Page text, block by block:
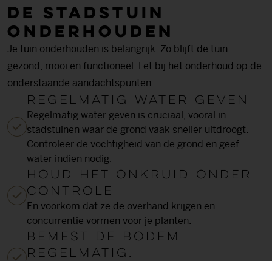
De stadstuin
onderhouden
Je tuin onderhouden is belangrijk. Zo blijft de tuin
gezond, mooi en functioneel. Let bij het onderhoud op de
onderstaande aandachtspunten:
Regelmatig water geven
Regelmatig water geven is cruciaal, vooral in
stadstuinen waar de grond vaak sneller uitdroogt.
Controleer de vochtigheid van de grond en geef
water indien nodig.
Houd het onkruid onder
controle
En voorkom dat ze de overhand krijgen en
concurrentie vormen voor je planten.
Bemest de bodem
regelmatig.